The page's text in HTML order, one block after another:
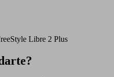
Libre 2 Plus